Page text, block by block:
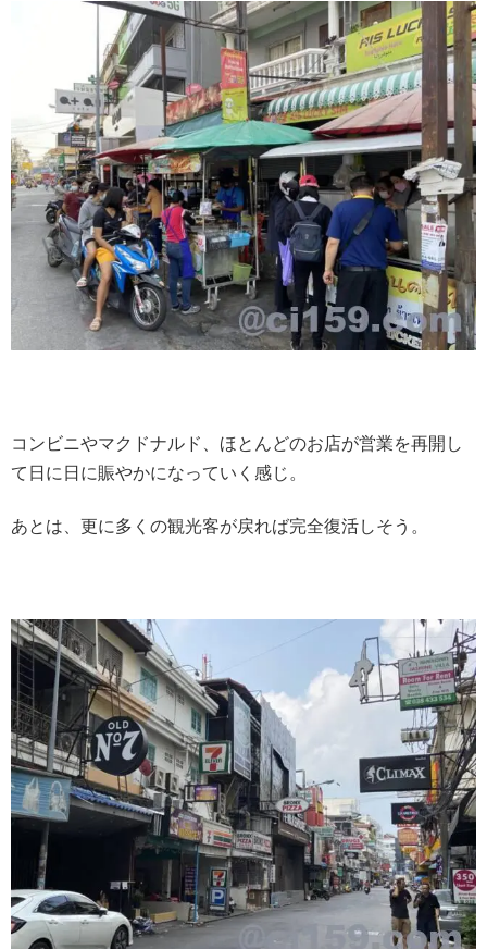
コンビニやマクドナルド、ほとんどのお店が営業を再開し
て日に日に賑やかになっていく感じ。
あとは、更に多くの観光客が戻れば完全復活しそう。